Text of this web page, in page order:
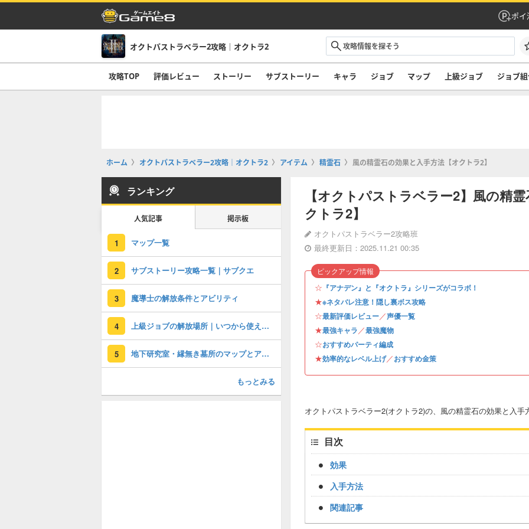
ポイ
オクトパストラベラー2攻略｜オクトラ2
攻略TOP 評価レビュー ストーリー サブストーリー キャラ ジョブ マップ 上級ジョブ ジョブ
ホーム オクトパストラベラー2攻略｜オクトラ2 アイテム 精霊石 風の精霊石の効果と入手方法【オクトラ2】
【オクトパストラベラー2】風の精
クトラ2】
オクトパストラベラー2攻略班
最終更新日：2025.11.21 00:35
☆ 『アナデン』と『オクトラ』シリーズがコラボ！
★※ネタバレ注意！隠し裏ボス攻略
☆最新評価レビュー／声優一覧
★最強キャラ／最強魔物
☆おすすめパーティ編成
★効率的なレベル上げ／おすすめ金策
ピックアップ情報
オクトパストラベラー2(オクトラ2)の、風の精霊石の効果と入手
目次
効果
入手方法
関連記事
ランキング
人気記事 掲示板
1 マップ一覧
2 サブストーリー攻略一覧｜サブクエ
3 魔導士の解放条件とアビリティ
4 上級ジョブの解放場所｜いつから使える？
5 地下研究室・縁無き墓所のマップとアイテム
もっとみる